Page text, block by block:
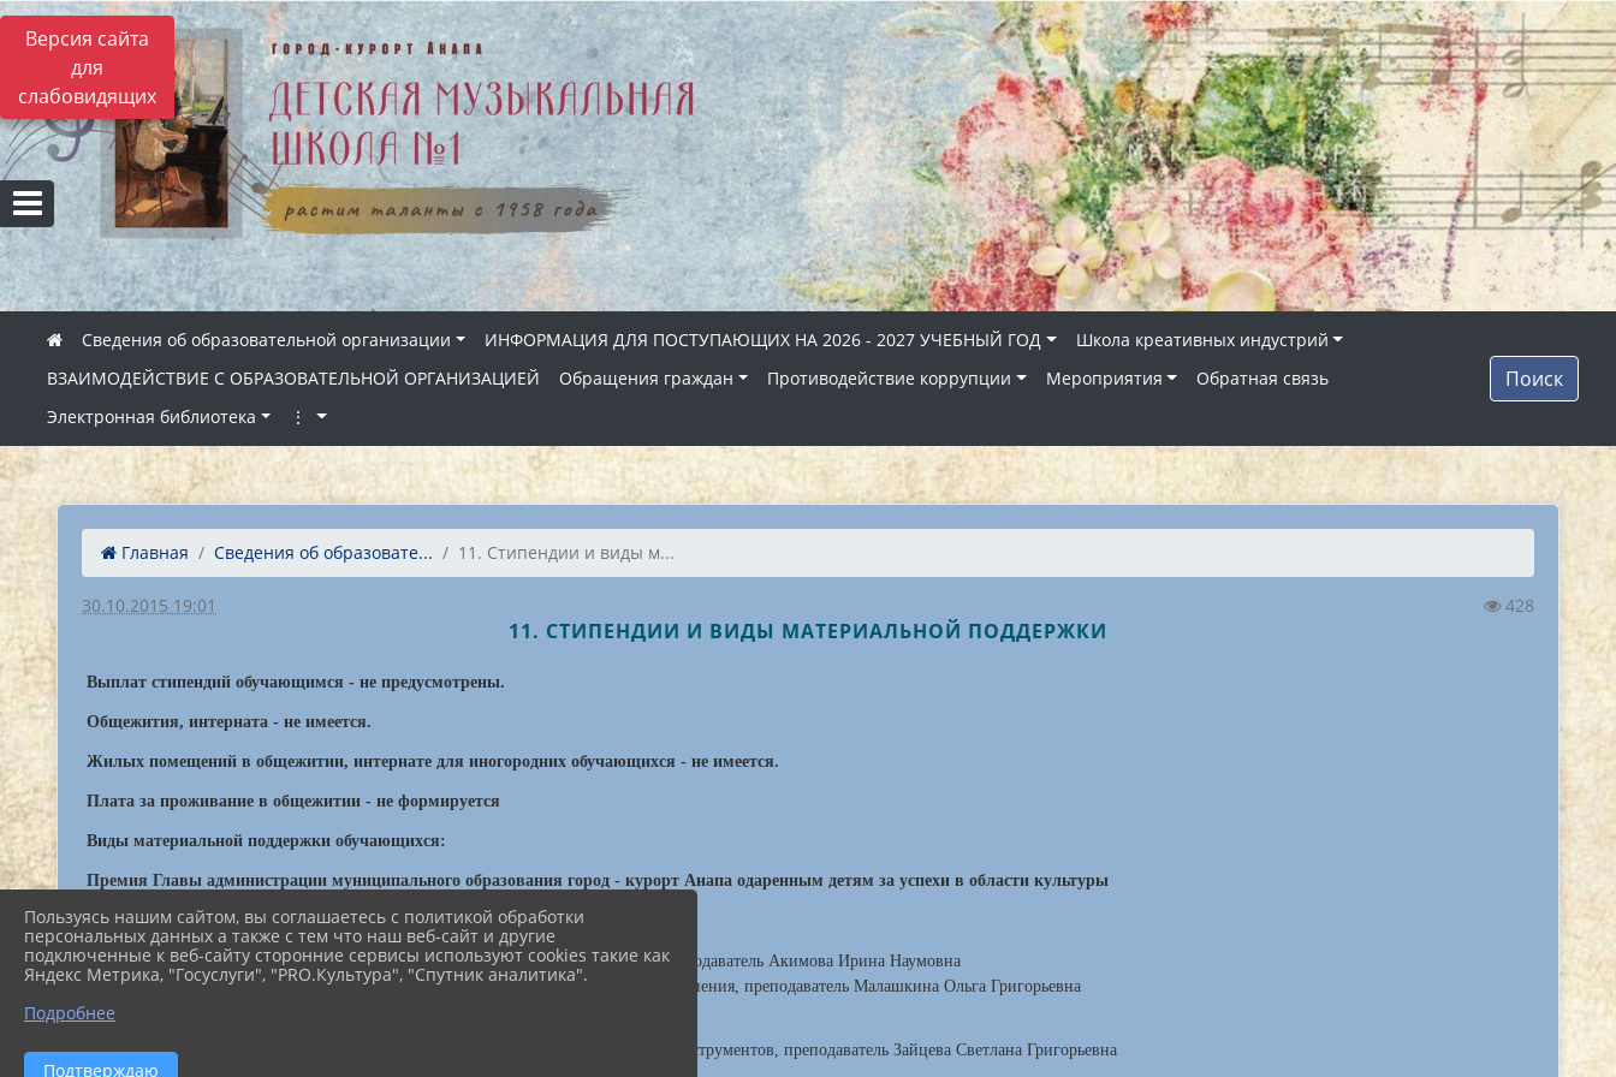
Версия сайта
для
слабовидящих
Сведения об образовательной организации ИНФОРМАЦИЯ ДЛЯ ПОСТУПАЮЩИХ НА 2026 - 2027 УЧЕБНЫЙ ГОД
Школа креативных индустрий
ВЗАИМОДЕЙСТВИЕ С ОБРАЗОВАТЕЛЬНОЙ ОРГАНИЗАЦИЕЙ
Обращения граждан Противодействие коррупции Мероприятия
Обратная связь
Электронная библиотека
⋮
Поиск
Главная Сведения об образовате... 11. Стипендии и виды м...
30.10.2015 19:01 428
11. СТИПЕНДИИ И ВИДЫ МАТЕРИАЛЬНОЙ ПОДДЕРЖКИ
Выплат стипендий обучающимся - не предусмотрены.
Общежития, интерната - не имеется.
Жилых помещений в общежитии, интернате для иногородних обучающихся - не имеется.
Плата за проживание в общежитии - не формируется
Виды материальной поддержки обучающихся:
Премия Главы администрации муниципального образования город - курорт Анапа одаренным детям за успехи в области культуры
По итогам 2020 года:
Новикова Анна-обучающаяся 3(8) класса фортепианного отделения, преподаватель Акимова Ирина Наумовна
Талалова Арина - обучающаяся 3(5) класса отделения сольного (народного) пения, преподаватель Малашкина Ольга Григорьевна
По итогам 2021 года:
Грозова Раиса
бучающаяся 5(8) класса отделения струнно-смычковых инструментов, преподаватель Зайцева Светлана Григорьевна
Пользуясь нашим сайтом, вы соглашаетесь с политикой обработки
персональных данных а также с тем что наш веб-сайт и другие
подключенные к веб-сайту сторонние сервисы используют cookies такие как
Яндекс Метрика, "Госуслуги", "PRO.Культура", "Спутник аналитика".
Подробнее
Подтверждаю